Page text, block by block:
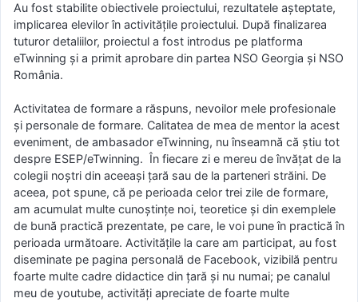
Au fost stabilite obiectivele proiectului, rezultatele așteptate,
implicarea elevilor în activitățile proiectului. După finalizarea
tuturor detaliilor, proiectul a fost introdus pe platforma
eTwinning și a primit aprobare din partea NSO Georgia și NSO
România.
Activitatea de formare a răspuns, nevoilor mele profesionale
și personale de formare. Calitatea de mea de mentor la acest
eveniment, de ambasador eTwinning, nu înseamnă că știu tot
despre ESEP/eTwinning. În fiecare zi e mereu de învățat de la
colegii noștri din aceeași țară sau de la parteneri străini. De
aceea, pot spune, că pe perioada celor trei zile de formare,
am acumulat multe cunoștințe noi, teoretice și din exemplele
de bună practică prezentate, pe care, le voi pune în practică în
perioada următoare. Activitățile la care am participat, au fost
diseminate pe pagina personală de Facebook, vizibilă pentru
foarte multe cadre didactice din țară și nu numai; pe canalul
meu de youtube, activități apreciate de foarte multe